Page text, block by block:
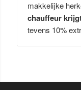
makkelijke
chauffeur
tevens 10%